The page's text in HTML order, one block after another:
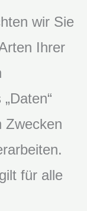
wir Sie
Ihrer
Zwecken
für alle